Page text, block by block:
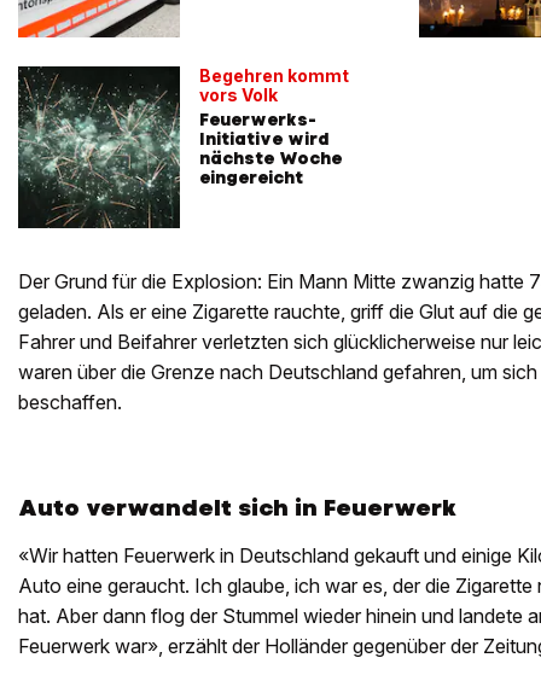
Begehren kommt
vors Volk
Feuerwerks-
Initiative wird
nächste Woche
eingereicht
Der Grund für die Explosion: Ein Mann Mitte zwanzig hatte
geladen. Als er eine Zigarette rauchte, griff die Glut auf die
Fahrer und Beifahrer verletzten sich glücklicherweise nur
waren über die Grenze nach Deutschland gefahren, um
beschaffen.
Auto verwandelt sich in Feuerwerk
«Wir hatten Feuerwerk in Deutschland gekauft und einige
Auto eine geraucht. Ich glaube, ich war es, der die
hat. Aber dann flog der Stummel wieder hinein und landete
Feuerwerk war», erzählt der Holländer gegenüber der